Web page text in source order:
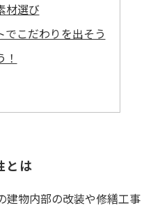
材選び
でこだわりを出そう
とは
建物内部の改装や修繕工事